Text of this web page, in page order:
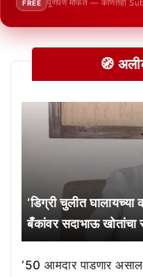
FREE पूर्णपणे मोफत — कोणतेही
🧭
‘डिग्री चुलीत घालायच्या
बँकांवर सदाभाऊ खोतांचा
‘50 आमदार पाडणार